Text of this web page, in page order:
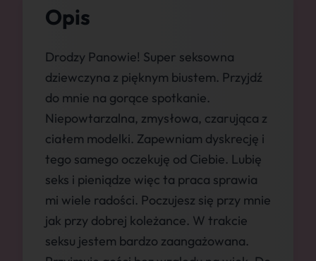
Opis
Drodzy Panowie! Super seksowna
dziewczyna z pięknym biustem. Przyjdź
do mnie na gorące spotkanie.
Niepowtarzalna, zmysłowa, czarująca z
ciałem modelki. Zapewniam dyskrecję i
tego samego oczekuję od Ciebie. Lubię
seks i pieniądze więc ta praca sprawia
mi wiele radości. Poczujesz się przy mnie
jak przy dobrej koleżance. W trakcie
seksu jestem bardzo zaangażowana.